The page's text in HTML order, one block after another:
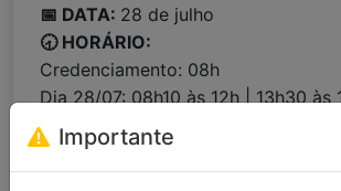
📅 DATA: 28 de julho
🕣 HORÁRIO:
Credenciamento: 08h
Dia 28/07: 08h10 às 12h | 13h30 às
📍LOCAL:
Comfort Suites Vitória
de Brito, 1327 - Praia do
Importante